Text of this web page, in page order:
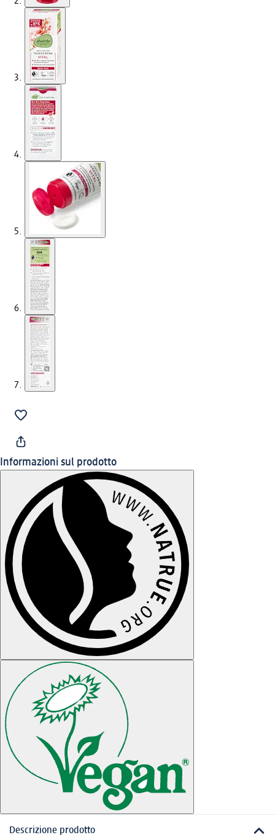
Informazioni sul prodotto
Descrizione prodotto